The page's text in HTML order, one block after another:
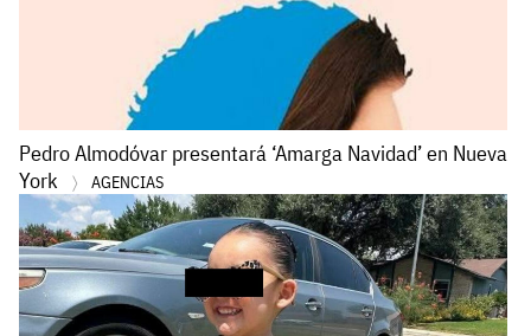
Pedro Almodóvar presentará ‘Amarga Navidad’ en Nueva
York
AGENCIAS